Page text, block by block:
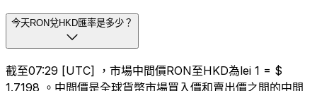
今天RON兌HKD匯率是多少？
截至07:29 [UTC] ，市場中間價RON至HKD為lei 1 = $
1.7198 。中間價是全球貨幣市場買入價和賣出價之間的中間